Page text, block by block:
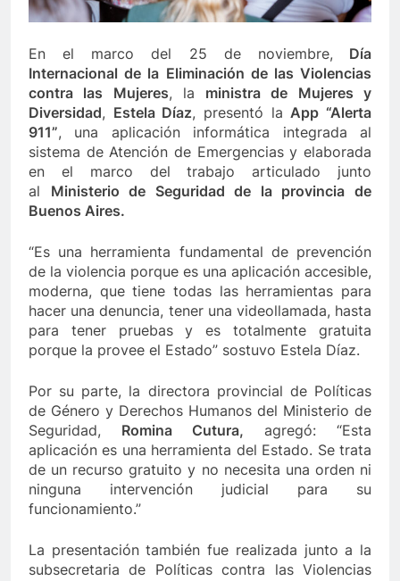
En el marco del 25 de noviembre, Día
Internacional de la Eliminación de las Violencias
contra las Mujeres, la ministra de Mujeres y
Diversidad, Estela Díaz, presentó la App “Alerta
911”, una aplicación informática integrada al
sistema de Atención de Emergencias y elaborada
en el marco del trabajo articulado junto
al Ministerio de Seguridad de la provincia de
Buenos Aires.
“Es una herramienta fundamental de prevención
de la violencia porque es una aplicación accesible,
moderna, que tiene todas las herramientas para
hacer una denuncia, tener una videollamada, hasta
para tener pruebas y es totalmente gratuita
porque la provee el Estado” sostuvo Estela Díaz.
Por su parte, la directora provincial de Políticas
de Género y Derechos Humanos del Ministerio de
Seguridad, Romina Cutura, agregó: “Esta
aplicación es una herramienta del Estado. Se trata
de un recurso gratuito y no necesita una orden ni
ninguna intervención judicial para su
funcionamiento.”
La presentación también fue realizada junto a la
subsecretaria de Políticas contra las Violencias